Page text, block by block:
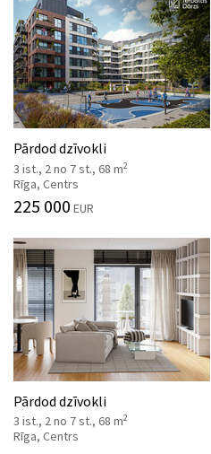
Pārdod dzīvokli
3 ist., 2 no 7 st., 68 m2
Rīga, Centrs
225 000 EUR
Pārdod dzīvokli
3 ist., 2 no 7 st., 68 m2
Rīga, Centrs